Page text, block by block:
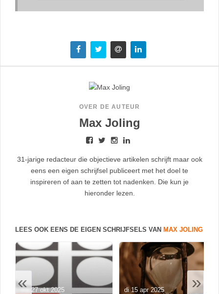
OVER DE AUTEUR
Max Joling
31-jarige redacteur die objectieve artikelen schrijft maar ook
eens een eigen schrijfsel publiceert met het doel te
inspireren of aan te zetten tot nadenken. Die kun je
hieronder lezen.
LEES OOK EENS DE EIGEN SCHRIJFSELS VAN MAX JOLING
«
ma 27 okt 2025 di 15 apr 2025 »